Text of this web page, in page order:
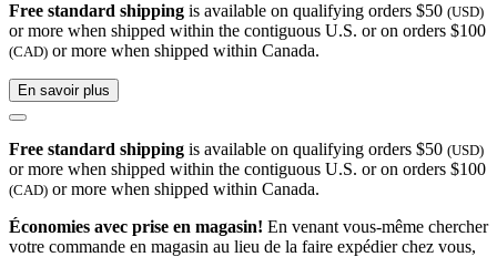
Free standard shipping is available on qualifying orders $50 (USD)
or more when shipped within the contiguous U.S. or on orders $100
(CAD) or more when shipped within Canada.
En savoir plus
Free standard shipping is available on qualifying orders $50 (USD)
or more when shipped within the contiguous U.S. or on orders $100
(CAD) or more when shipped within Canada.
Économies avec prise en magasin! En venant vous-même chercher
votre commande en magasin au lieu de la faire expédier chez vous,